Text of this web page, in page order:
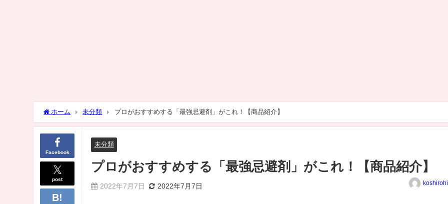
ホーム 未分類 プロがおすすめする「最強忌避剤」がこれ！【商品紹介】
Facebook
post
未分類
プロがおすすめする「最強忌避剤」がこれ！【商品紹介】
2022年7月7日 2022年7月7日